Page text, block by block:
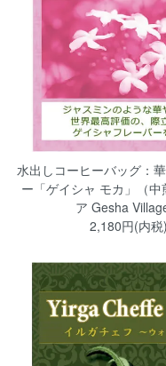
水出しコーヒーバッグ：
ー「ゲイシャ モカ」（
ア Gesha
2,180円(内税